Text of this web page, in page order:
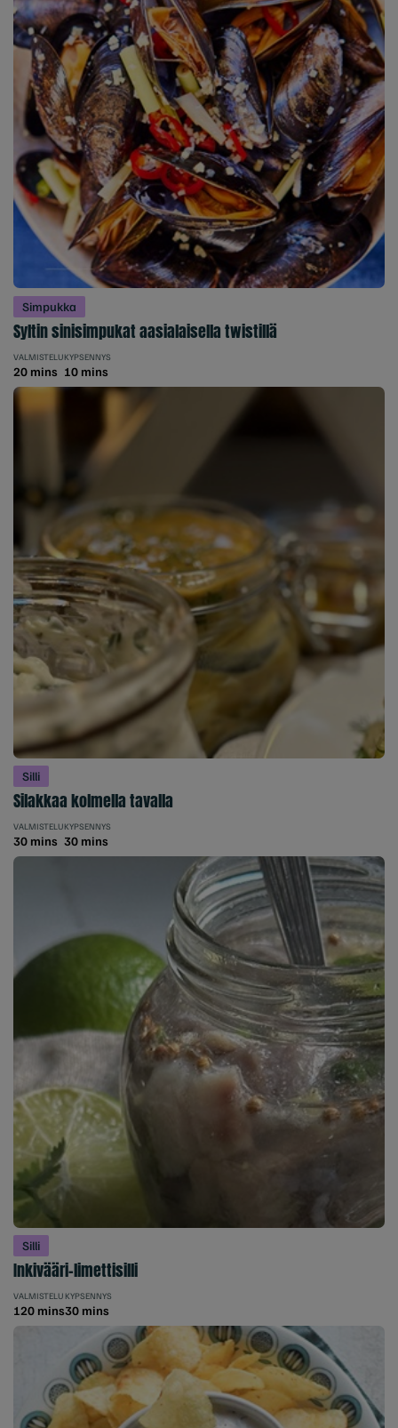
Simpukka
Syltin sinisimpukat aasialaisella twistillä
VALMISTELU
20 mins
KYPSENNYS
10 mins
Silli
Silakkaa kolmella tavalla
VALMISTELU
30 mins
KYPSENNYS
30 mins
Silli
Inkivääri-limettisilli
VALMISTELU
120 mins
KYPSENNYS
30 mins